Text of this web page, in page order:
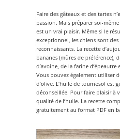
Faire des gâteaux et des tartes
passion. Mais préparer soi-
est un vrai plaisir. Même si le
exceptionnel, les chiens sont
reconnaissants. La recette
bananes (mûres de préférence),
d’avoine, de la farine d’épeautre
Vous pouvez également utiliser
d’olive. L’huile de tournesol est
déconseillée. Pour faire plaisir à
qualité de l’huile. La recette
gratuitement au format PDF en